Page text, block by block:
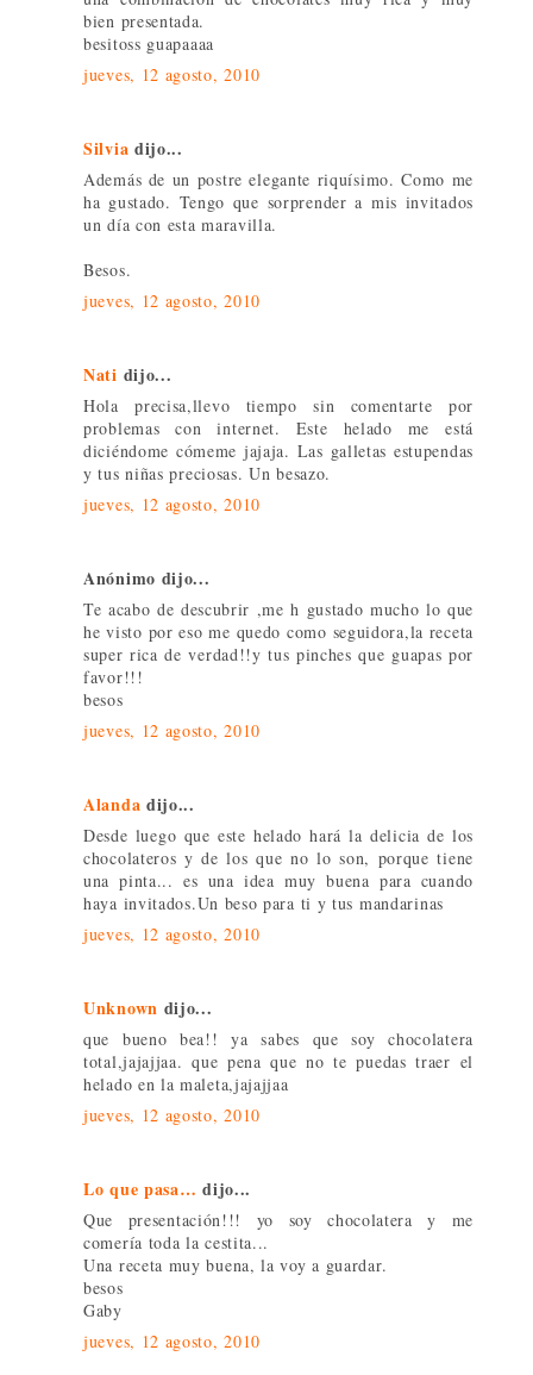
bien presentada.
besitoss guapaaaa
jueves, 12 agosto, 2010
Silvia dijo...
Además de un postre elegante riquísimo. Como me
ha gustado. Tengo que sorprender a mis invitados
un día con esta maravilla.
Besos.
jueves, 12 agosto, 2010
Nati dijo...
Hola precisa,llevo tiempo sin comentarte por
problemas con internet. Este helado me está
diciéndome cómeme jajaja. Las galletas estupendas
y tus niñas preciosas. Un besazo.
jueves, 12 agosto, 2010
Anónimo dijo...
Te acabo de descubrir ,me h gustado mucho lo que
he visto por eso me quedo como seguidora,la receta
super rica de verdad!!y tus pinches que guapas por
favor!!!
besos
jueves, 12 agosto, 2010
Alanda dijo...
Desde luego que este helado hará la delicia de los
chocolateros y de los que no lo son, porque tiene
una pinta... es una idea muy buena para cuando
haya invitados.Un beso para ti y tus mandarinas
jueves, 12 agosto, 2010
Unknown dijo...
que bueno bea!! ya sabes que soy chocolatera
total,jajajjaa. que pena que no te puedas traer el
helado en la maleta,jajajjaa
jueves, 12 agosto, 2010
Lo que pasa… dijo...
Que presentación!!! yo soy chocolatera y me
comería toda la cestita...
Una receta muy buena, la voy a guardar.
besos
Gaby
jueves, 12 agosto, 2010